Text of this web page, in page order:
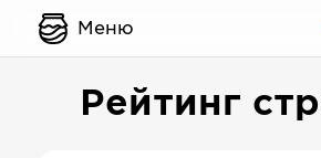
Меню
Рейтинг